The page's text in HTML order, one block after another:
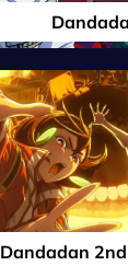
Dandadan